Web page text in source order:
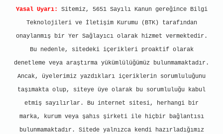
Yasal Uyarı:
Sitemiz, 5651 Sayılı Kanun gereğince Bilgi
Teknolojileri ve İletişim Kurumu (BTK) tarafından
onaylanmış bir Yer Sağlayıcı olarak hizmet vermektedir.
Bu nedenle, sitedeki içerikleri proaktif olarak
denetleme veya araştırma yükümlülüğümüz bulunmamaktadır.
Ancak, üyelerimiz yazdıkları içeriklerin sorumluluğunu
taşımakta olup, siteye üye olarak bu sorumluluğu kabul
etmiş sayılırlar. Bu internet sitesi, herhangi bir
marka, kurum veya şahıs şirketi ile hiçbir bağlantısı
bulunmamaktadır. Sitede yalnızca kendi hazırladığımız